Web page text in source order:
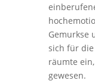
Gemurkse
sich für
räumte
gewesen.